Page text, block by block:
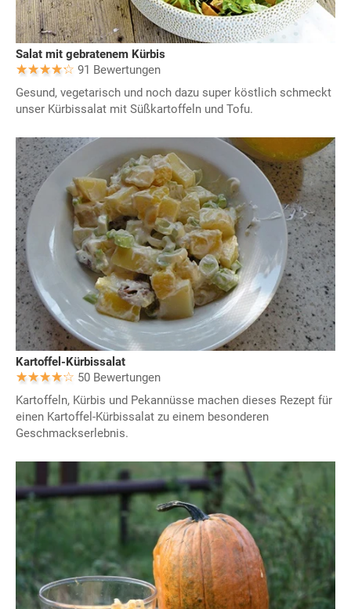
Salat mit gebratenem Kürbis
91 Bewertungen
Gesund, vegetarisch und noch dazu super köstlich schmeckt
unser Kürbissalat mit Süßkartoffeln und Tofu.
Kartoffel-Kürbissalat
50 Bewertungen
Kartoffeln, Kürbis und Pekannüsse machen dieses Rezept für
einen Kartoffel-Kürbissalat zu einem besonderen
Geschmackserlebnis.